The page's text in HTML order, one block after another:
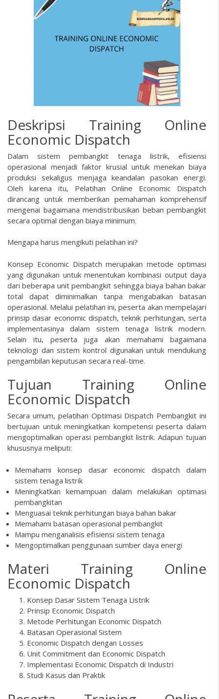
Deskripsi Training Online
Economic Dispatch
Dalam sistem pembangkit tenaga listrik, efisiensi
operasional menjadi faktor krusial untuk menekan biaya
produksi sekaligus menjaga keandalan pasokan energi.
Oleh karena itu, Pelatihan Online Economic Dispatch
dirancang untuk memberikan pemahaman komprehensif
mengenai bagaimana mendistribusikan beban pembangkit
secara optimal dengan biaya minimum.
Mengapa harus mengikuti pelatihan ini?
Konsep Economic Dispatch merupakan metode optimasi
yang digunakan untuk menentukan kombinasi output daya
dari beberapa unit pembangkit sehingga biaya bahan bakar
total dapat diminimalkan tanpa mengabaikan batasan
operasional. Melalui pelatihan ini, peserta akan mempelajari
prinsip dasar economic dispatch, teknik perhitungan, serta
implementasinya dalam sistem tenaga listrik modern.
Selain itu, peserta juga akan memahami bagaimana
teknologi dan sistem kontrol digunakan untuk mendukung
pengambilan keputusan secara real-time.
Tujuan Training Online
Economic Dispatch
Secara umum, pelatihan Optimasi Dispatch Pembangkit ini
bertujuan untuk meningkatkan kompetensi peserta dalam
mengoptimalkan operasi pembangkit listrik. Adapun tujuan
khususnya meliputi:
Memahami konsep dasar economic dispatch dalam
sistem tenaga listrik
Meningkatkan kemampuan dalam melakukan optimasi
pembangkitan
Menguasai teknik perhitungan biaya bahan bakar
Memahami batasan operasional pembangkit
Mampu menganalisis efisiensi sistem tenaga
Mengoptimalkan penggunaan sumber daya energi
Materi Training Online
Economic Dispatch
Konsep Dasar Sistem Tenaga Listrik
Prinsip Economic Dispatch
Metode Perhitungan Economic Dispatch
Batasan Operasional Sistem
Economic Dispatch dengan Losses
Unit Commitment dan Economic Dispatch
Implementasi Economic Dispatch di Industri
Studi Kasus dan Praktik